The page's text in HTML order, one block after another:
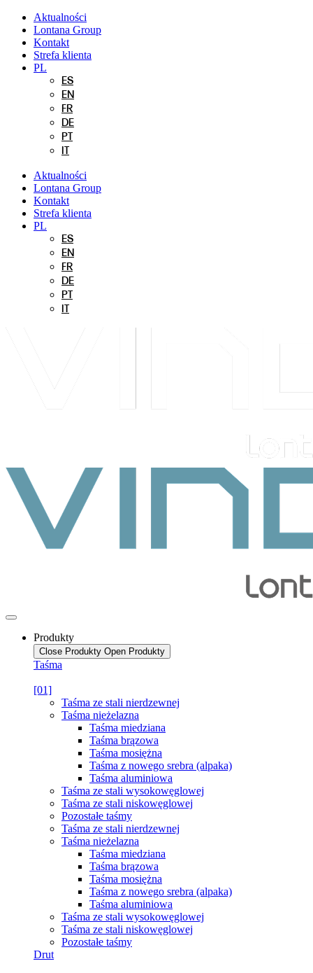
Przejdź
treści
Aktualności
Lontana Group
Kontakt
Strefa klienta
PL
ES
EN
FR
DE
PT
Aktualności
Lontana Group
Kontakt
Strefa klienta
PL
ES
EN
FR
DE
PT
Produkty
Close Produkty Open Produkty
Taśma
[01]
Taśma ze stali nierdzewnej
Taśma nieżelazna
Taśma miedziana
Taśma brązowa
Taśma mosiężna
Taśma z nowego srebra (alpaka)
Taśma aluminiowa
Taśma ze stali wysokowęglowej
Taśma ze stali niskowęglowej
Pozostałe taśmy
Taśma ze stali nierdzewnej
Taśma nieżelazna
Taśma miedziana
Taśma brązowa
Taśma mosiężna
Taśma z nowego srebra (alpaka)
Taśma aluminiowa
Taśma ze stali wysokowęglowej
Taśma ze stali niskowęglowej
Pozostałe taśmy
Drut